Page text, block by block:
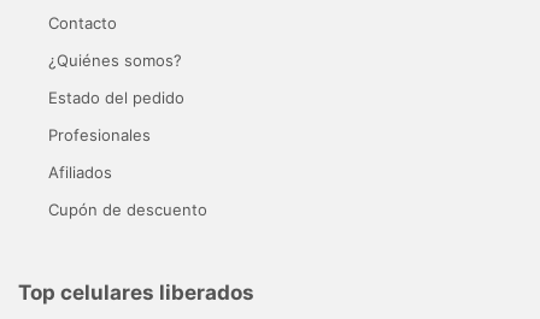
Contacto
¿Quiénes somos?
Estado del pedido
Profesionales
Afiliados
Cupón de descuento
Top celulares liberados